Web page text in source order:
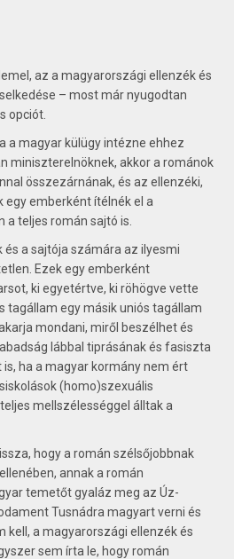
az a magyarországi ellenzék és
– most már nyugodtan
opciót.
a magyar külügy intézne ehhez
miniszterelnöknek, akkor a románok
összezárnának, és az ellenzéki,
emberként ítélnék el a
teljes román sajtó is.
a sajtója számára az ilyesmi
Ezek egy emberként
ki egyetértve, ki röhögve vette
tagállam egy másik uniós tagállam
mondani, miről beszélhet és
lábbal tiprásának és fasiszta
ha a magyar kormány nem ért
(homo)szexuális
mellszélességgel álltak a
hogy a román szélsőjobbnak
annak a román
temetőt gyaláz meg az Úz-
Tusnádra magyart verni és
kell, a magyarországi ellenzék és
sem írta le, hogy román